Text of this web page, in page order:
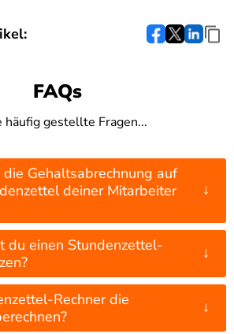
FAQs
häufig gestellte Fragen...
Gehaltsabrechnung auf
deiner Mitarbeiter
↓
du einen Stundenzettel-
↓
Rechner die
↓